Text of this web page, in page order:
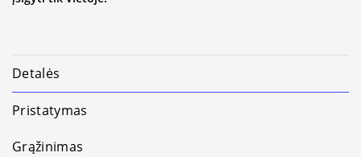
Detalės
Pristatymas
Grąžinimas